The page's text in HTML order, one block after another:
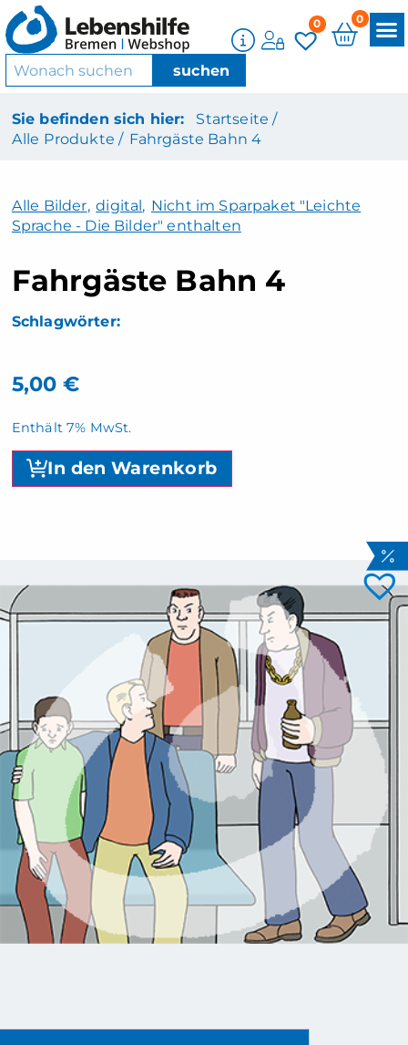
0 0
Sie befinden sich hier:
Startseite /
Alle Produkte / Fahrgäste Bahn 4
Alle Bilder, digital, Nicht im Sparpaket "Leichte
Sprache - Die Bilder" enthalten
Fahrgäste Bahn 4
5,00 €
Enthält 7% MwSt.
In den Warenkorb